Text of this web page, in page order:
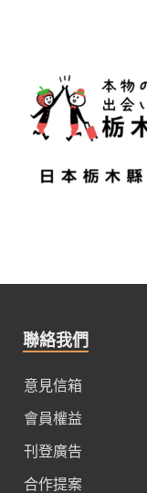
聯絡我們
意見信箱
會員權益
刊登廣告
合作提案